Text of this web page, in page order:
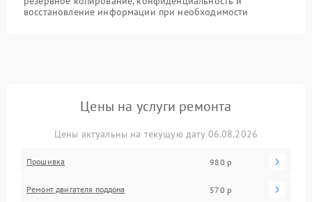
восстановление информации при необходимости
Цены на услуги ремонта
Цены актуальны на текущую дату 06.08.2026
Прошивка 980 р
Ремонт двигателя поддона 570 р